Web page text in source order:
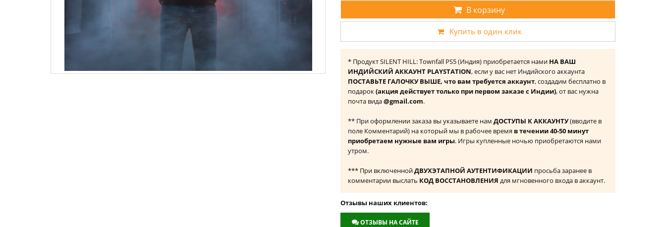
В корзину
Купить в один клик
* Продукт SILENT HILL: Townfall PS5 (Индия) приобретается нами НА ВАШ
ИНДИЙСКИЙ АККАУНТ PLAYSTATION, если у вас нет Индийского аккаунта
ПОСТАВЬТЕ ГАЛОЧКУ ВЫШЕ, что вам требуется аккаунт, создадим бесплатно в
подарок(акция действует только при первом заказе с Индии), от вас нужна
почта вида@gmail.com.
** При оформлении заказа вы указываете нам ДОСТУПЫ К АККАУНТУ(вводите в
поле Комментарий) на который мы в рабочее время в течении 40-50 минут
приобретаем нужные вам игры. Игры купленные ночью приобретаются нами
утром.
*** При включеннойДВУХЭТАПНОЙ АУТЕНТИФИКАЦИИ просьба заранее в
комментарии выслать КОД ВОССТАНОВЛЕНИЯ для мгновенного входа в аккаунт.
Отзывы наших клиентов:
ОТЗЫВЫ НА САЙТЕ